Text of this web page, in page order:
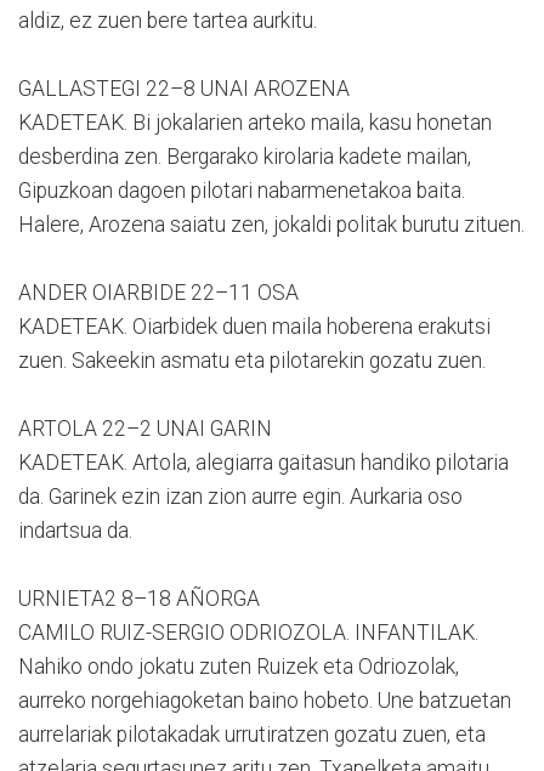
aldiz, ez zuen bere tartea aurkitu.
GALLASTEGI 22–8 UNAI AROZENA
KADETEAK. Bi jokalarien arteko maila, kasu honetan
desberdina zen. Bergarako kirolaria kadete mailan,
Gipuzkoan dagoen pilotari nabarmenetakoa baita.
Halere, Arozena saiatu zen, jokaldi politak burutu zituen.
ANDER OIARBIDE 22–11 OSA
KADETEAK. Oiarbidek duen maila hoberena erakutsi
zuen. Sakeekin asmatu eta pilotarekin gozatu zuen.
ARTOLA 22–2 UNAI GARIN
KADETEAK. Artola, alegiarra gaitasun handiko pilotaria
da. Garinek ezin izan zion aurre egin. Aurkaria oso
indartsua da.
URNIETA2 8–18 AÑORGA
CAMILO RUIZ-SERGIO ODRIOZOLA. INFANTILAK.
Nahiko ondo jokatu zuten Ruizek eta Odriozolak,
aurreko norgehiagoketan baino hobeto. Une batzuetan
aurrelariak pilotakadak urrutiratzen gozatu zuen, eta